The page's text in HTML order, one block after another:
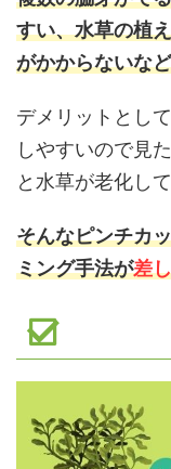
すい、水草の植
がかからないな
デメリットとし
しやすいので見
と水草が老化し
そんなピンチカ
ミング手法が差